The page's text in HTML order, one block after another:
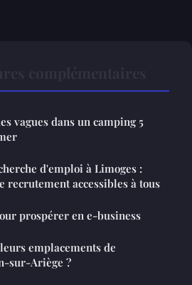
vagues dans un camping 5
d'emploi à Limoges :
recrutement accessibles à tous
prospérer en e-business
emplacements de
sur-Ariège ?